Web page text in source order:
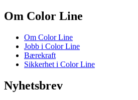
Om Color Line
Om Color Line
Jobb i Color Line
Bærekraft
Sikkerhet i Color Line
Nyhetsbrev